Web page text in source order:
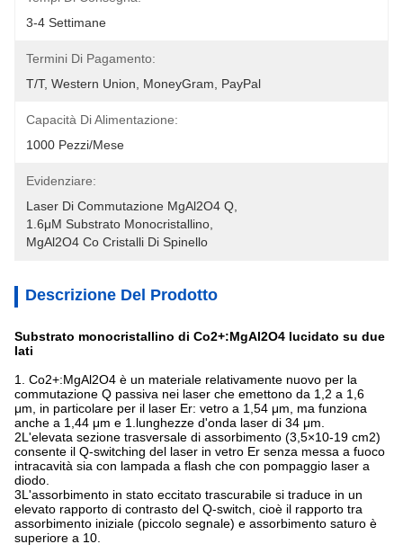
3-4 Settimane
Termini Di Pagamento:
T/T, Western Union, MoneyGram, PayPal
Capacità Di Alimentazione:
1000 Pezzi/mese
Evidenziare:
Laser Di Commutazione MgAl2O4 Q
1.6μM Substrato Monocristallino
MgAl2O4 Co Cristalli Di Spinello
Descrizione Del Prodotto
Substrato monocristallino di Co2+:MgAl2O4 lucidato su due
lati
1. Co2+:MgAl2O4 è un materiale relativamente nuovo per la
commutazione Q passiva nei laser che emettono da 1,2 a 1,6
μm, in particolare per il laser Er: vetro a 1,54 μm, ma funziona
anche a 1,44 μm e 1.lunghezze d'onda laser di 34 μm.
2L'elevata sezione trasversale di assorbimento (3,5×10-19 cm2)
consente il Q-switching del laser in vetro Er senza messa a fuoco
intracavità sia con lampada a flash che con pompaggio laser a
diodo.
3L'assorbimento in stato eccitato trascurabile si traduce in un
elevato rapporto di contrasto del Q-switch, cioè il rapporto tra
assorbimento iniziale (piccolo segnale) e assorbimento saturo è
superiore a 10.